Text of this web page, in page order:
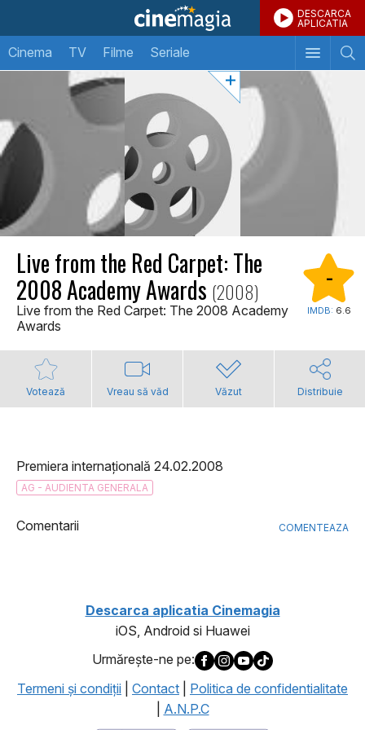
DESCARCA
APLICATIA
Cinema TV Filme Seriale
Live from the Red Carpet: The
2008 Academy Awards (2008)
Live from the Red Carpet: The 2008 Academy
Awards
-
IMDB: 6.6
Votează Vreau să văd Văzut Distribuie
Premiera internațională 24.02.2008
AG - AUDIENTA GENERALA
Comentarii COMENTEAZA
Descarca aplicatia Cinemagia
iOS, Android si Huawei
Urmăreşte-ne pe:
Termeni şi condiţii
Contact
Politica de confidentialitate
A.N.P.C